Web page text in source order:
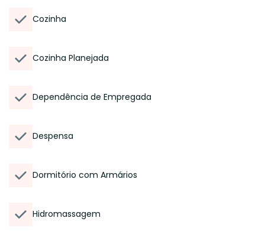
Cozinha
Cozinha Planejada
Dependência de Empregada
Despensa
Dormitório com Armários
Hidromassagem